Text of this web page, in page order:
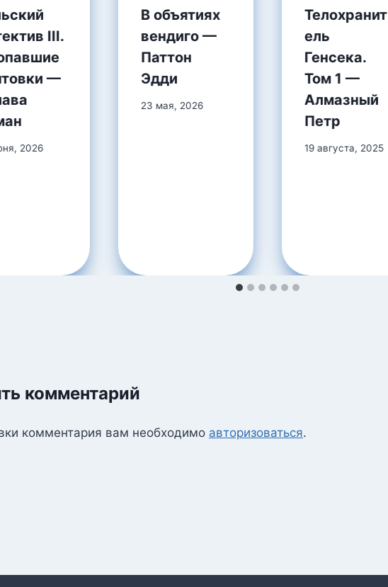
III.
—
2026
В объятиях
вендиго —
Паттон
Эдди
23 мая, 2026
Телохранит
ель
Генсека.
Том 1 —
Алмазный
Петр
19 августа, 2025
комментарий
комментария вам необходимо авторизоваться.